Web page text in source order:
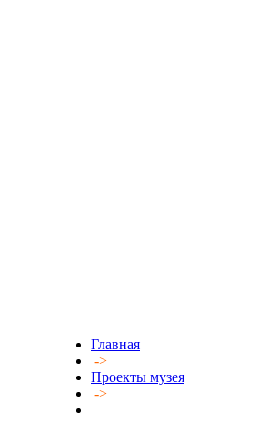
Главная
->
Проекты музея
->